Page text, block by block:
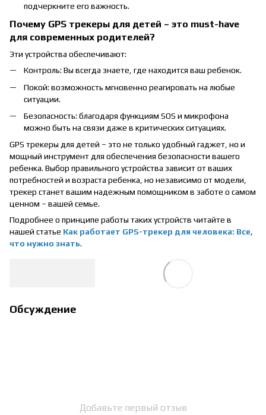
подчеркните его важность.
Почему GPS трекеры для детей – это must-have
для современных родителей?
Эти устройства обеспечивают:
Контроль: Вы всегда знаете, где находится ваш ребенок.
Покой: возможность мгновенно реагировать на любые
ситуации.
Безопасность: благодаря функциям SOS и микрофона
можно быть на связи даже в критических ситуациях.
GPS трекеры для детей – это не только удобный гаджет, но и
мощный инструмент для обеспечения безопасности вашего
ребенка. Выбор правильного устройства зависит от ваших
потребностей и возраста ребенка, но независимо от модели,
трекер станет вашим надежным помощником в заботе о самом
ценном – вашей семье.
Подробнее о принципе работы таких устройств читайте в
нашей статье Как работает GPS-трекер для человека: Все,
что нужно знать.
Обсуждение
Добавьте первый отзыв